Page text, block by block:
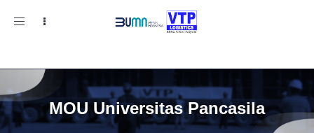
Toggle
MOU Universitas Pancasila